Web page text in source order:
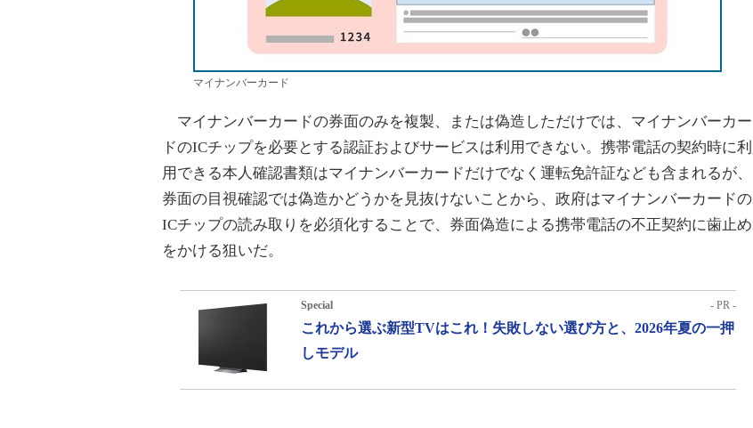
マイナンバーカード
マイナンバーカードの券面のみを複製、または偽造しただけでは、マイナンバーカー
ドのICチップを必要とする認証およびサービスは利用できない。携帯電話の契約時に利
用できる本人確認書類はマイナンバーカードだけでなく運転免許証なども含まれるが、
券面の目視確認では偽造かどうかを見抜けないことから、政府はマイナンバーカードの
ICチップの読み取りを必須化することで、券面偽造による携帯電話の不正契約に歯止め
をかける狙いだ。
Special - PR -
これから選ぶ新型TVはこれ！失敗しない選び方と、2026年夏の一押
しモデル